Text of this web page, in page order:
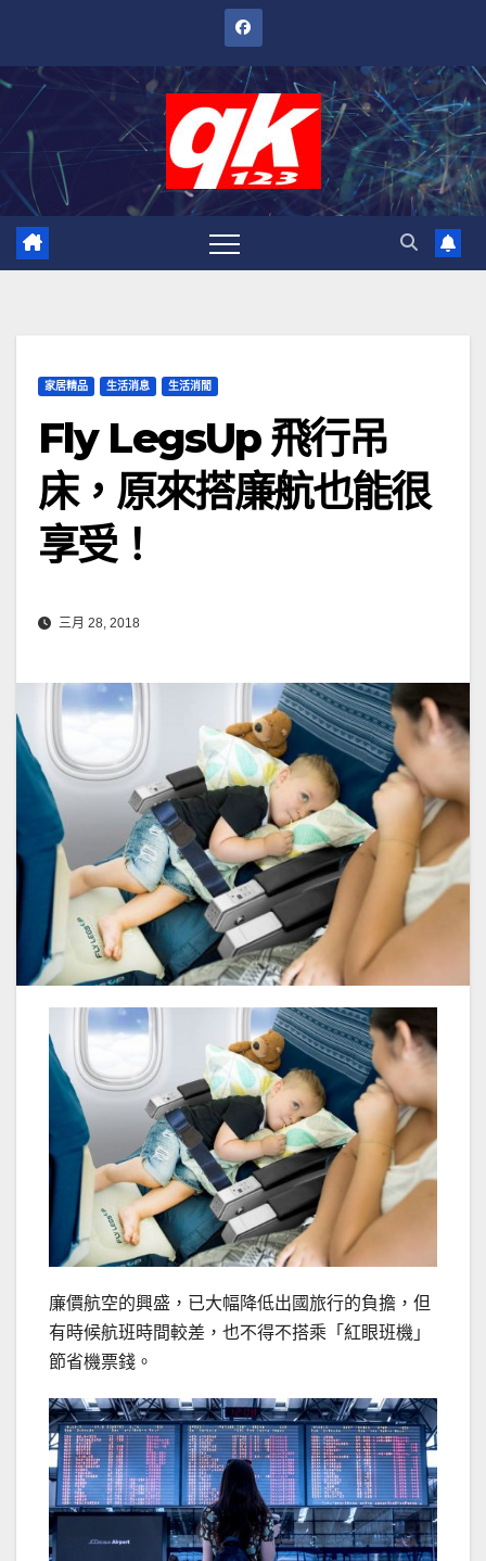
內
家居精品 生活消息 生活消閒
Fly LegsUp 飛行吊
床，原來搭廉航也能很
享受！
三月 28, 2018
廉價航空的興盛，已大幅降低出國旅行的負擔，但
有時候航班時間較差，也不得不搭乘「紅眼班機」
節省機票錢。